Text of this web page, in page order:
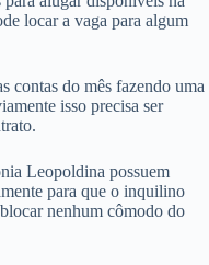
locar a vaga para algum
contas do mês fazendo uma
isso precisa ser
Leopoldina possuem
para que o inquilino
nenhum cômodo do